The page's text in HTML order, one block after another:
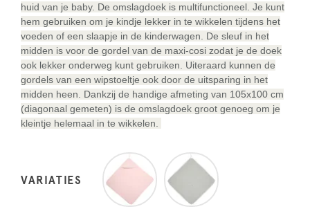
huid van je baby. De omslagdoek is multifunctioneel. Je kunt
hem gebruiken om je kindje lekker in te wikkelen tijdens het
voeden of een slaapje in de kinderwagen. De sleuf in het
midden is voor de gordel van de maxi-cosi zodat je de doek
ook lekker onderweg kunt gebruiken. Uiteraard kunnen de
gordels van een wipstoeltje ook door de uitsparing in het
midden heen. Dankzij de handige afmeting van 105x100 cm
(diagonaal gemeten) is de omslagdoek groot genoeg om je
kleintje helemaal in te wikkelen.
VARIATIES